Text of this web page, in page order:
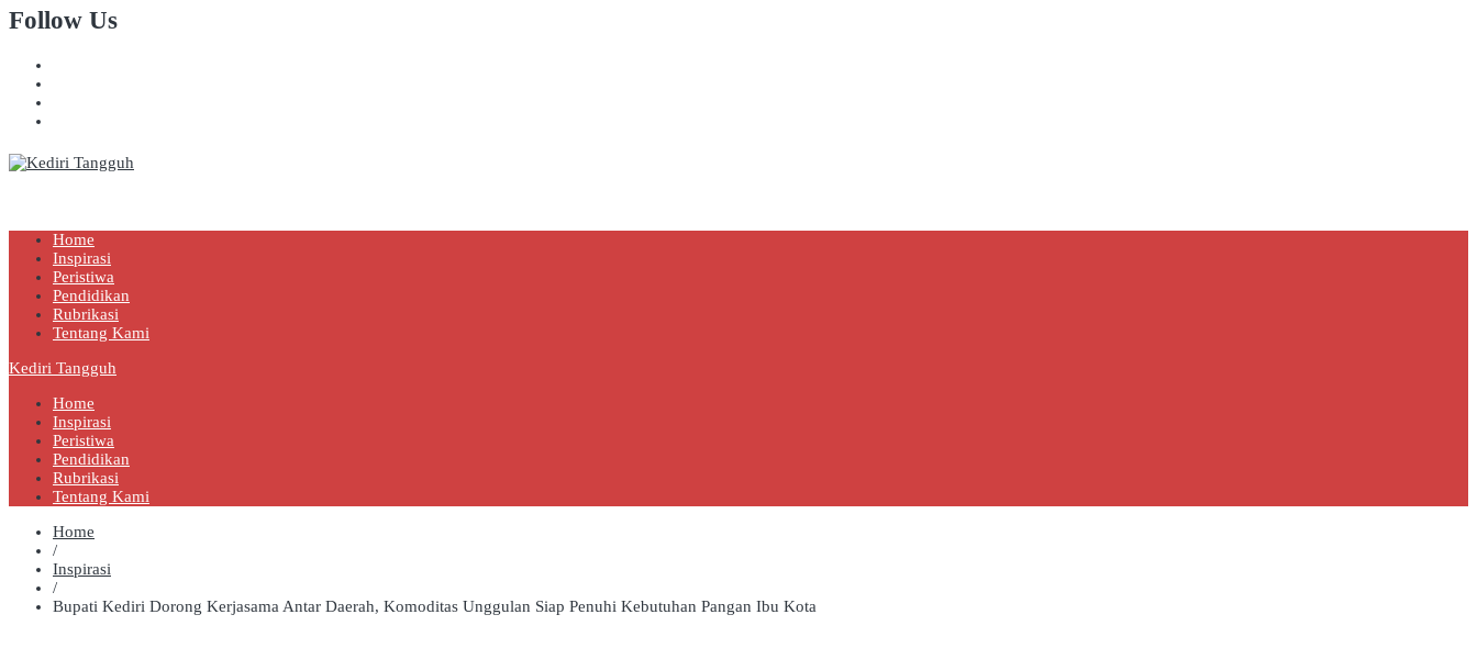
Follow Us
Home
Inspirasi
Peristiwa
Pendidikan
Rubrikasi
Tentang Kami
Kediri Tangguh
Home
Inspirasi
Peristiwa
Pendidikan
Rubrikasi
Tentang Kami
Home
/
Inspirasi
/
Bupati Kediri Dorong Kerjasama Antar Daerah, Komoditas Unggulan Siap Penuhi Kebutuhan Pangan Ibu Kota